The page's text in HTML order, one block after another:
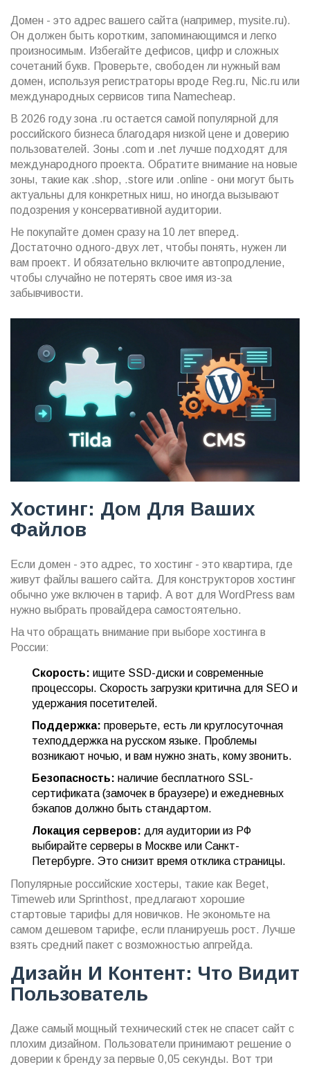
Домен - это адрес вашего сайта (например, mysite.ru).
Он должен быть коротким, запоминающимся и легко
произносимым. Избегайте дефисов, цифр и сложных
сочетаний букв. Проверьте, свободен ли нужный вам
домен, используя регистраторы вроде Reg.ru, Nic.ru или
международных сервисов типа Namecheap.
В 2026 году зона .ru остается самой популярной для
российского бизнеса благодаря низкой цене и доверию
пользователей. Зоны .com и .net лучше подходят для
международного проекта. Обратите внимание на новые
зоны, такие как .shop, .store или .online - они могут быть
актуальны для конкретных ниш, но иногда вызывают
подозрения у консервативной аудитории.
Не покупайте домен сразу на 10 лет вперед.
Достаточно одного-двух лет, чтобы понять, нужен ли
вам проект. И обязательно включите автопродление,
чтобы случайно не потерять свое имя из-за
забывчивости.
Хостинг: Дом Для Ваших
Файлов
Если домен - это адрес, то хостинг - это квартира, где
живут файлы вашего сайта. Для конструкторов хостинг
обычно уже включен в тариф. А вот для WordPress вам
нужно выбрать провайдера самостоятельно.
На что обращать внимание при выборе хостинга в
России:
Скорость: ищите SSD-диски и современные
процессоры. Скорость загрузки критична для SEO и
удержания посетителей.
Поддержка: проверьте, есть ли круглосуточная
техподдержка на русском языке. Проблемы
возникают ночью, и вам нужно знать, кому звонить.
Безопасность: наличие бесплатного SSL-
сертификата (замочек в браузере) и ежедневных
бэкапов должно быть стандартом.
Локация серверов: для аудитории из РФ
выбирайте серверы в Москве или Санкт-
Петербурге. Это снизит время отклика страницы.
Популярные российские хостеры, такие как Beget,
Timeweb или Sprinthost, предлагают хорошие
стартовые тарифы для новичков. Не экономьте на
самом дешевом тарифе, если планируешь рост. Лучше
взять средний пакет с возможностью апгрейда.
Дизайн И Контент: Что Видит
Пользователь
Даже самый мощный технический стек не спасет сайт с
плохим дизайном. Пользователи принимают решение о
доверии к бренду за первые 0,05 секунды. Вот три